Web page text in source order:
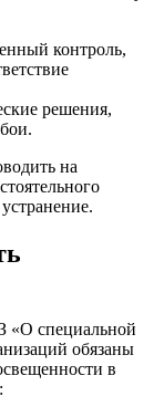
контроль,
решения,
на
«О специальной
обязаны
в